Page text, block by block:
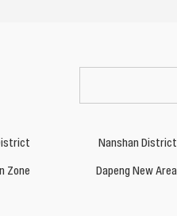
Nanshan District
Dapeng New Area
Zone